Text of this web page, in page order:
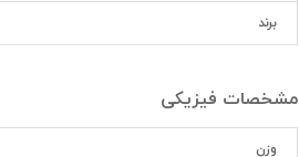
برند
مشخصات فیزیکی
وزن